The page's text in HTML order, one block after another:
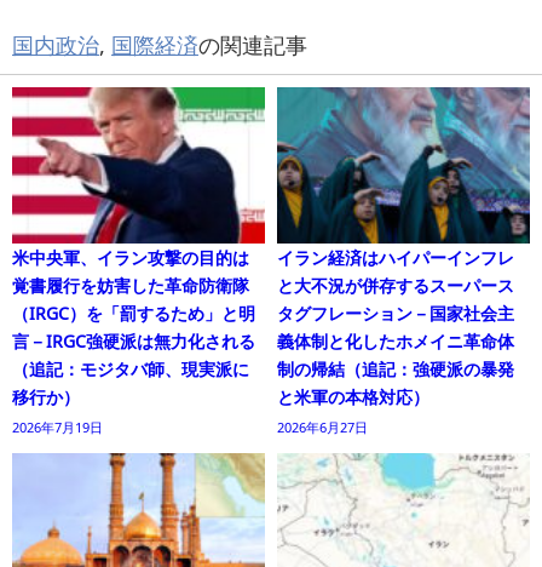
国内政治, 国際経済の関連記事
米中央軍、イラン攻撃の目的は
覚書履行を妨害した革命防衛隊
（IRGC）を「罰するため」と明
言－IRGC強硬派は無力化される
（追記：モジタバ師、現実派に
移行か）
2026年7月19日
イラン経済はハイパーインフレ
と大不況が併存するスーパース
タグフレーション－国家社会主
義体制と化したホメイニ革命体
制の帰結（追記：強硬派の暴発
と米軍の本格対応）
2026年6月27日